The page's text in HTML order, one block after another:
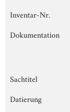
Inventar-Nr.
Dokumentation
Sachtitel
Datierung